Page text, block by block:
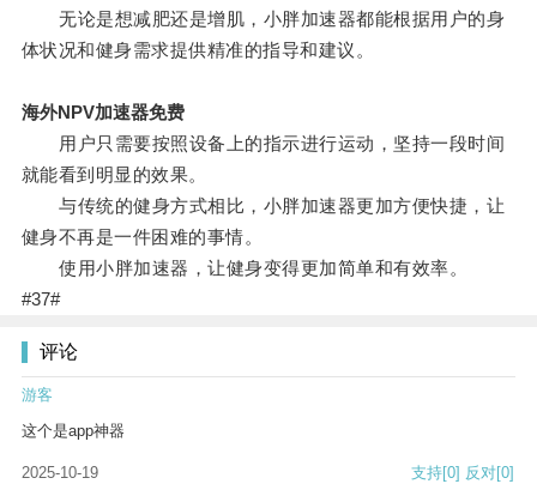
无论是想减肥还是增肌，小胖加速器都能根据用户的身
体状况和健身需求提供精准的指导和建议。
海外NPV加速器免费
用户只需要按照设备上的指示进行运动，坚持一段时间
就能看到明显的效果。
与传统的健身方式相比，小胖加速器更加方便快捷，让
健身不再是一件困难的事情。
使用小胖加速器，让健身变得更加简单和有效率。
#37#
评论
游客
这个是app神器
2025-10-19 支持[0] 反对[0]